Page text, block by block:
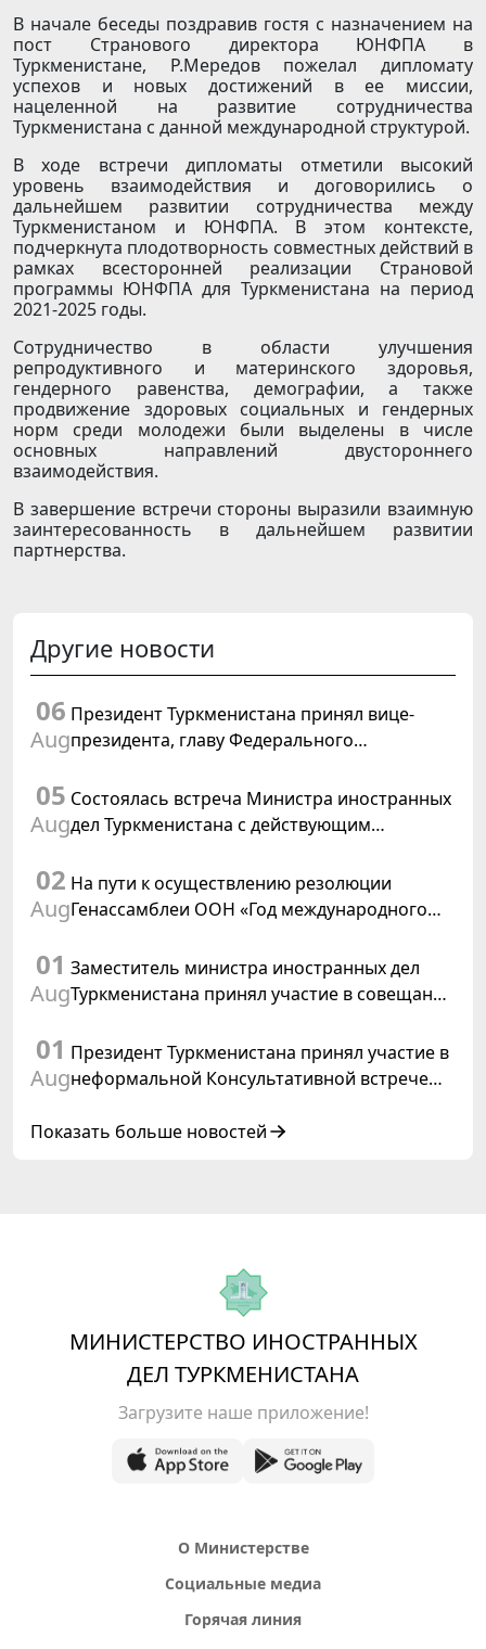
В начале беседы поздравив гостя с назначением на
пост Странового директора ЮНФПА в
Туркменистане, Р.Мередов пожелал дипломату
успехов и новых достижений в ее миссии,
нацеленной на развитие сотрудничества
Туркменистана с данной международной структурой.
В ходе встречи дипломаты отметили высокий
уровень взаимодействия и договорились о
дальнейшем развитии сотрудничества между
Туркменистаном и ЮНФПА. В этом контексте,
подчеркнута плодотворность совместных действий в
рамках всесторонней реализации Страновой
программы ЮНФПА для Туркменистана на период
2021-2025 годы.
Сотрудничество в области улучшения
репродуктивного и материнского здоровья,
гендерного равенства, демографии, а также
продвижение здоровых социальных и гендерных
норм среди молодежи были выделены в числе
основных направлений двустороннего
взаимодействия.
В завершение встречи стороны выразили взаимную
заинтересованность в дальнейшем развитии
партнерства.
Другие новости
06
Aug
Президент Туркменистана принял вице-
президента, главу Федерального
Швейцарской Конфедерации
05
Aug
Состоялась встреча Министра иностранных
дел Туркменистана с действующим
02
Aug
На пути к осуществлению резолюции
Генассамблеи ООН «Год международного
Туркменистаном
01
Aug
Заместитель министра иностранных дел
Туркменистана принял участие в совещании
сотрудничества «Центральная Азия –
Республика Корея»
01
Aug
Президент Туркменистана принял участие в
неформальной Консультативной встрече
Азербайджанской Республики
Показать больше новостей
МИНИСТЕРСТВО ИНОСТРАННЫХ
ДЕЛ ТУРКМЕНИСТАНА
Загрузите наше приложение!
О Министерстве
Социальные медиа
Горячая линия